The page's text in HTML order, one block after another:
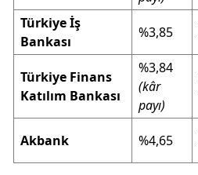
Türkiye İş
Bankası
%3,85
Türkiye Finans
Katılım Bankası
%3,84
(kâr
payı)
Akbank %4,65